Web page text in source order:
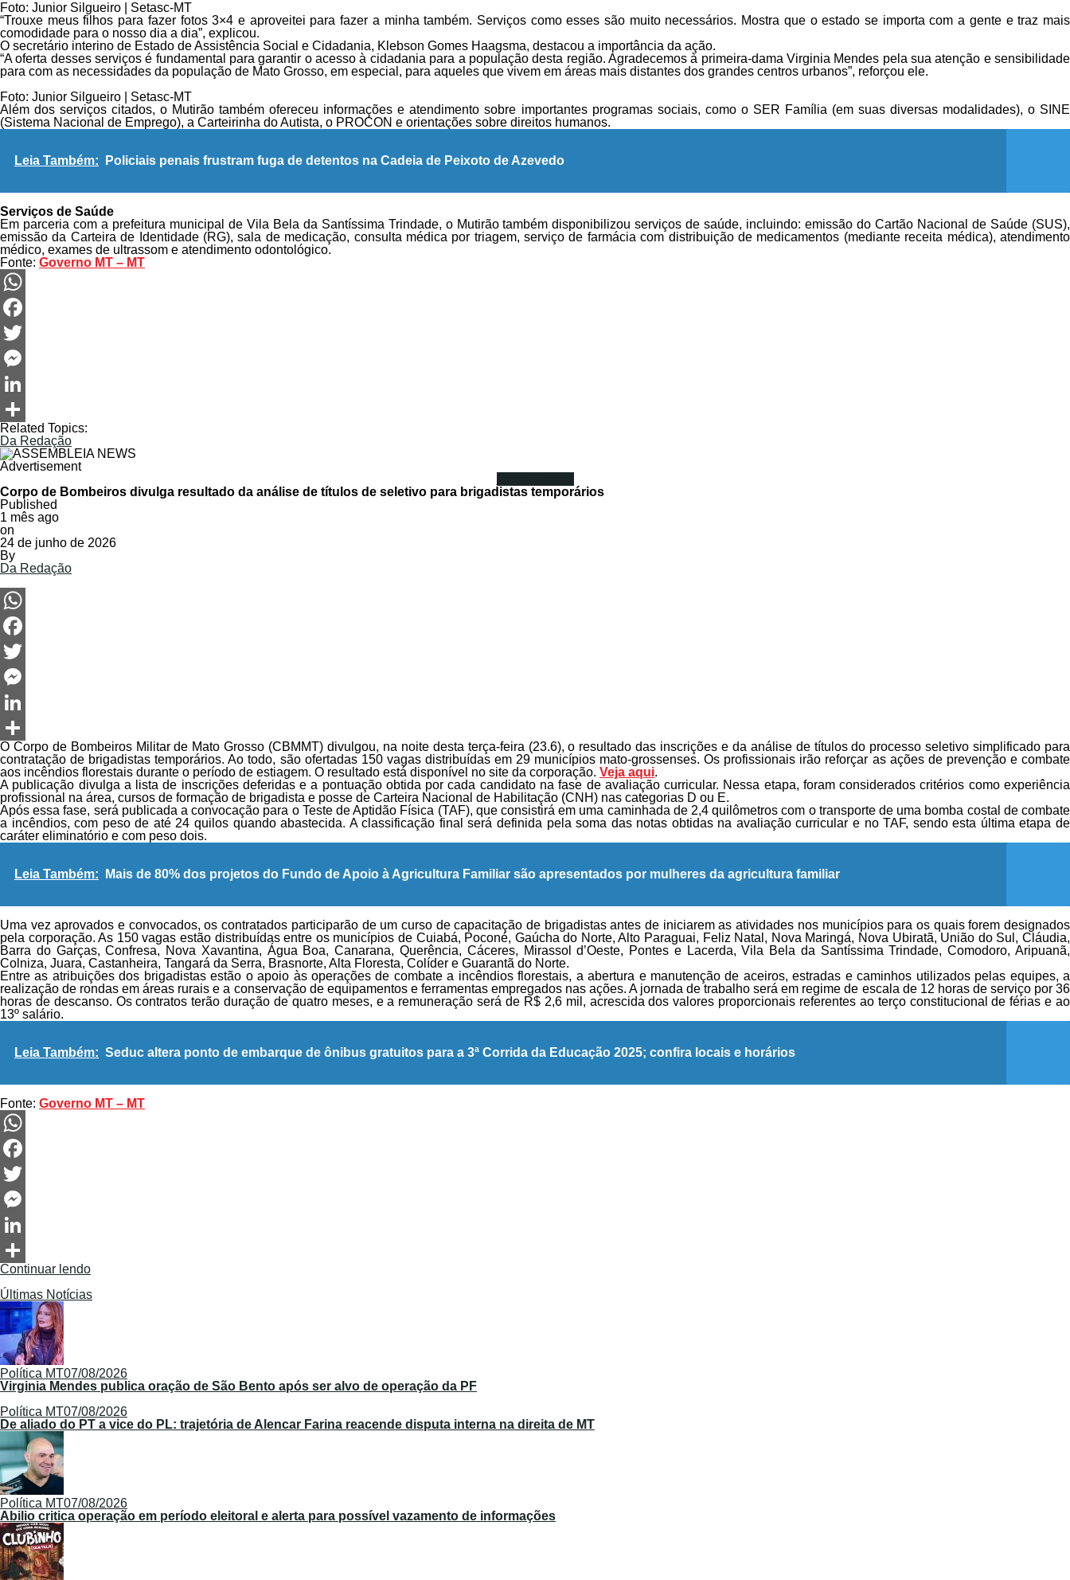
Foto: Junior Silgueiro | Setasc-MT
“Trouxe meus filhos para fazer fotos 3×4 e aproveitei para fazer a minha também. Serviços como esses são muito necessários. Mostra que o estado se importa com a gente e traz mais
comodidade para o nosso dia a dia”, explicou.
O secretário interino de Estado de Assistência Social e Cidadania, Klebson Gomes Haagsma, destacou a importância da ação.
“A oferta desses serviços é fundamental para garantir o acesso à cidadania para a população desta região. Agradecemos à primeira-dama Virginia Mendes pela sua atenção e sensibilidade
para com as necessidades da população de Mato Grosso, em especial, para aqueles que vivem em áreas mais distantes dos grandes centros urbanos”, reforçou ele.
Foto: Junior Silgueiro | Setasc-MT
Além dos serviços citados, o Mutirão também ofereceu informações e atendimento sobre importantes programas sociais, como o SER Família (em suas diversas modalidades), o SINE
(Sistema Nacional de Emprego), a Carteirinha do Autista, o PROCON e orientações sobre direitos humanos.
Leia Também: Policiais penais frustram fuga de detentos na Cadeia de Peixoto de Azevedo
Serviços de Saúde
Em parceria com a prefeitura municipal de Vila Bela da Santíssima Trindade, o Mutirão também disponibilizou serviços de saúde, incluindo: emissão do Cartão Nacional de Saúde (SUS),
emissão da Carteira de Identidade (RG), sala de medicação, consulta médica por triagem, serviço de farmácia com distribuição de medicamentos (mediante receita médica), atendimento
médico, exames de ultrassom e atendimento odontológico.
Fonte: Governo MT – MT
WhatsApp
Facebook
Twitter
Messenger
LinkedIn
Share
Related Topics:
Da Redação
Advertisement
Corpo de Bombeiros divulga resultado da análise de títulos de seletivo para brigadistas temporários
Published
1 mês ago
on
24 de junho de 2026
By
Da Redação
WhatsApp
Facebook
Twitter
Messenger
LinkedIn
Share
O Corpo de Bombeiros Militar de Mato Grosso (CBMMT) divulgou, na noite desta terça-feira (23.6), o resultado das inscrições e da análise de títulos do processo seletivo simplificado para
contratação de brigadistas temporários. Ao todo, são ofertadas 150 vagas distribuídas em 29 municípios mato-grossenses. Os profissionais irão reforçar as ações de prevenção e combate
aos incêndios florestais durante o período de estiagem. O resultado está disponível no site da corporação. Veja aqui.
A publicação divulga a lista de inscrições deferidas e a pontuação obtida por cada candidato na fase de avaliação curricular. Nessa etapa, foram considerados critérios como experiência
profissional na área, cursos de formação de brigadista e posse de Carteira Nacional de Habilitação (CNH) nas categorias D ou E.
Após essa fase, será publicada a convocação para o Teste de Aptidão Física (TAF), que consistirá em uma caminhada de 2,4 quilômetros com o transporte de uma bomba costal de combate
a incêndios, com peso de até 24 quilos quando abastecida. A classificação final será definida pela soma das notas obtidas na avaliação curricular e no TAF, sendo esta última etapa de
caráter eliminatório e com peso dois.
Leia Também: Mais de 80% dos projetos do Fundo de Apoio à Agricultura Familiar são apresentados por mulheres da agricultura familiar
Uma vez aprovados e convocados, os contratados participarão de um curso de capacitação de brigadistas antes de iniciarem as atividades nos municípios para os quais forem designados
pela corporação. As 150 vagas estão distribuídas entre os municípios de Cuiabá, Poconé, Gaúcha do Norte, Alto Paraguai, Feliz Natal, Nova Maringá, Nova Ubiratã, União do Sul, Cláudia,
Barra do Garças, Confresa, Nova Xavantina, Água Boa, Canarana, Querência, Cáceres, Mirassol d’Oeste, Pontes e Lacerda, Vila Bela da Santíssima Trindade, Comodoro, Aripuanã,
Colniza, Juara, Castanheira, Tangará da Serra, Brasnorte, Alta Floresta, Colíder e Guarantã do Norte.
Entre as atribuições dos brigadistas estão o apoio às operações de combate a incêndios florestais, a abertura e manutenção de aceiros, estradas e caminhos utilizados pelas equipes, a
realização de rondas em áreas rurais e a conservação de equipamentos e ferramentas empregados nas ações. A jornada de trabalho será em regime de escala de 12 horas de serviço por 36
horas de descanso. Os contratos terão duração de quatro meses, e a remuneração será de R$ 2,6 mil, acrescida dos valores proporcionais referentes ao terço constitucional de férias e ao
13º salário.
Leia Também: Seduc altera ponto de embarque de ônibus gratuitos para a 3ª Corrida da Educação 2025; confira locais e horários
Fonte: Governo MT – MT
WhatsApp
Facebook
Twitter
Messenger
LinkedIn
Share
Continuar lendo
Últimas Notícias
Política MT07/08/2026
Virginia Mendes publica oração de São Bento após ser alvo de operação da PF
Política MT07/08/2026
De aliado do PT a vice do PL: trajetória de Alencar Farina reacende disputa interna na direita de MT
Política MT07/08/2026
Abilio critica operação em período eleitoral e alerta para possível vazamento de informações